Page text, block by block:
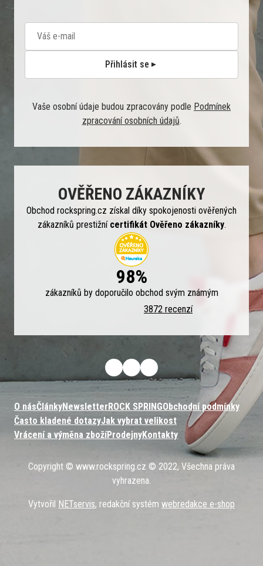
Přihlásit se
Vaše osobní údaje budou zpracovány podle Podmínek
zpracování osobních údajů.
OVĚŘENO ZÁKAZNÍKY
Obchod rockspring.cz získal díky spokojenosti ověřených
zákazníků prestižní certifikát Ověřeno zákazníky.
98%
zákazníků by doporučilo obchod svým známým
3872 recenzí
O násČlánkyNewsletterROCK SPRINGObchodní podmínky
Často kladené dotazyJak vybrat velikost
Vrácení a výměna zbožíProdejnyKontakty
Copyright © www.rockspring.cz © 2022, Všechna práva
vyhrazena.
Vytvořil NETservis, redakční systém webredakce e-shop